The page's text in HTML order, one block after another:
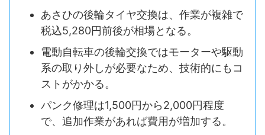
あさひの後輪タイヤ交換は、作業が複雑で
税込5,280円前後が相場となる。
電動自転車の後輪交換ではモーターや駆動
系の取り外しが必要なため、技術的にもコ
ストがかかる。
パンク修理は1,500円から2,000円程度
で、追加作業があれば費用が増加する。